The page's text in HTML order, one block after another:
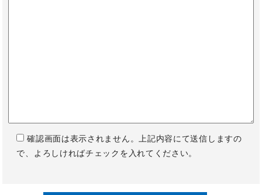
確認画面は表示されません。上記内容にて送信しますの
で、よろしければチェックを入れてください。